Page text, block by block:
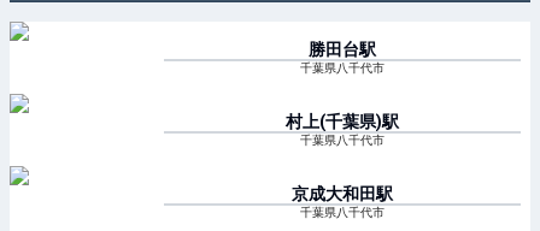
勝田台駅
千葉県八千代市
村上(千葉県)駅
千葉県八千代市
京成大和田駅
千葉県八千代市